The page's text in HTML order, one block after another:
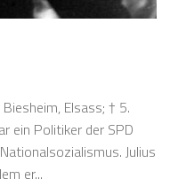
Elsass; † 5.
ein Politiker der SPD
Julius
er...